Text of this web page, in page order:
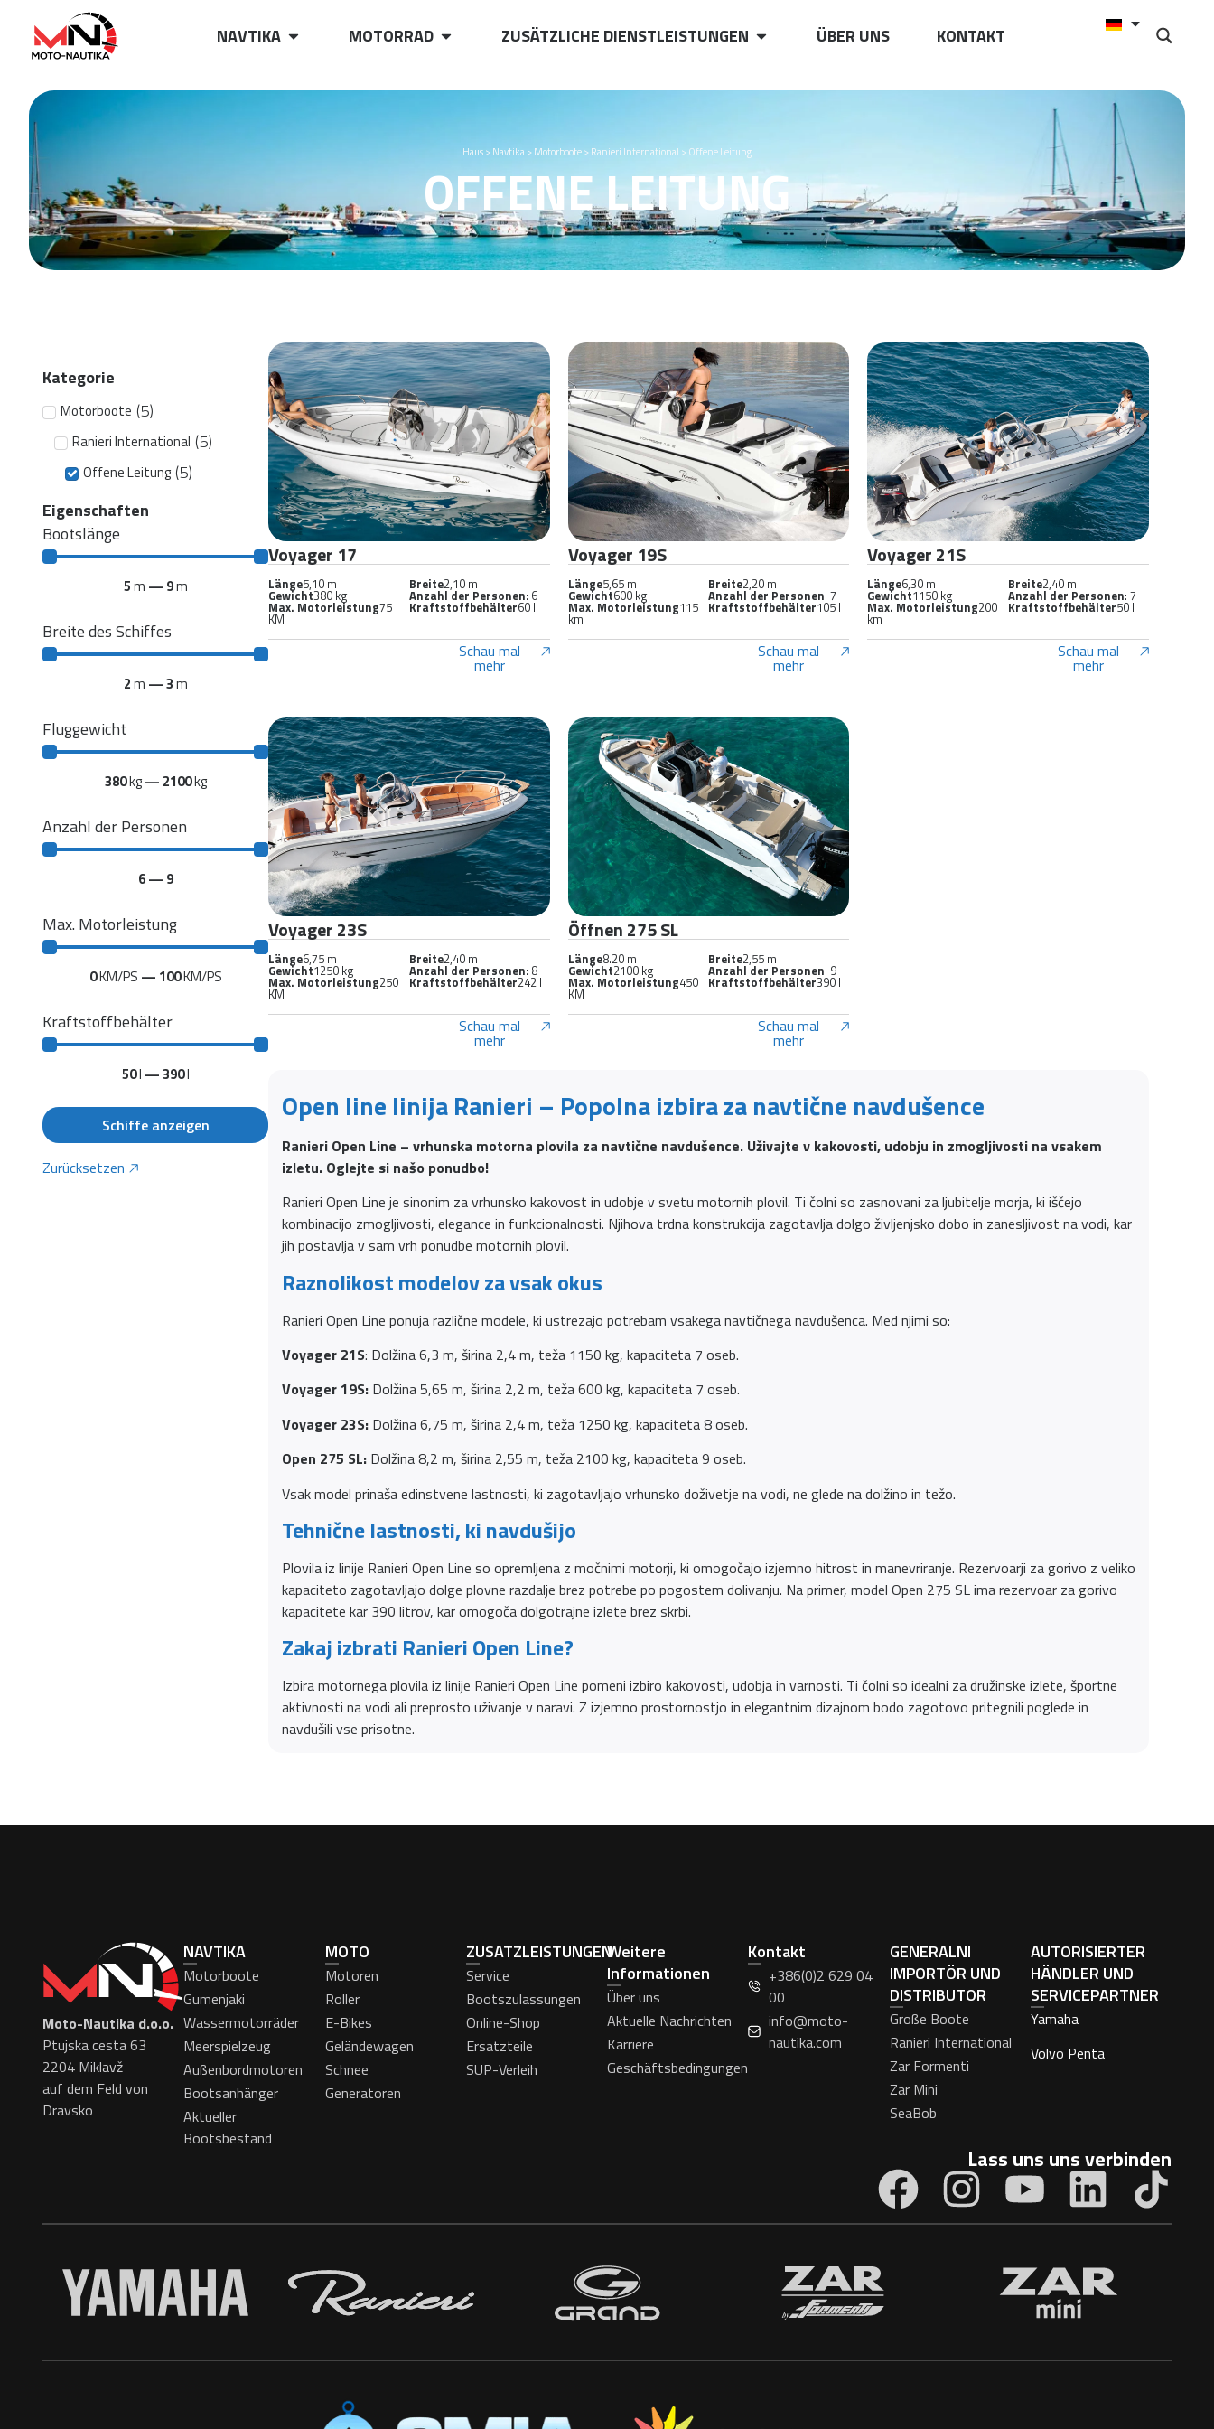
NAVTIKA MOTORRAD ZUSÄTZLICHE DIENSTLEISTUNGEN ÜBER UNS KONTAKT
Haus>Navtika>Motorboote>Ranieri International >Offene Leitung
OFFENE LEITUNG
Kategorie
Motorboote (5)
Ranieri International (5)
Offene Leitung (5)
Eigenschaften
Bootslänge
5m — 9m
Breite des Schiffes
2m —3m
Fluggewicht
380kg— 2100kg
Anzahl der Personen
6— 9
Max. Motorleistung
0KM/PS — 100KM/PS
Kraftstoffbehälter
50l —390l
Schiffe anzeigen
Zurücksetzen
Voyager 17
Länge5,10 m Breite2,10 m
Gewicht380 kg Anzahl der Personen: 6
Max. Motorleistung75
KM
Kraftstoffbehälter60 l
Schau mal
mehr
Voyager 19S
Länge5,65 m Breite2,20 m
Gewicht600 kg Anzahl der Personen: 7
Max. Motorleistung115
km
Kraftstoffbehälter105 l
Schau mal
mehr
Voyager 21S
Länge6,30 m Breite2,40 m
Gewicht1150 kg Anzahl der Personen: 7
Max. Motorleistung200
km
Kraftstoffbehälter50 l
Schau mal
mehr
Voyager 23S
Länge6,75 m Breite2,40 m
Gewicht1250 kg Anzahl der Personen: 8
Max. Motorleistung250
KM
Kraftstoffbehälter242 l
Schau mal
mehr
Öffnen 275 SL
Länge8.20 m Breite2,55 m
Gewicht2100 kg Anzahl der Personen: 9
Max. Motorleistung450
KM
Kraftstoffbehälter390 l
Schau mal
mehr
Open line linija Ranieri – Popolna izbira za navtične navdušence
Ranieri Open Line – vrhunska motorna plovila za navtične navdušence. Uživajte v kakovosti, udobju in zmogljivosti na vsakem
izletu. Oglejte si našo ponudbo!
Ranieri Open Line je sinonim za vrhunsko kakovost in udobje v svetu motornih plovil. Ti čolni so zasnovani za ljubitelje morja, ki iščejo
kombinacijo zmogljivosti, elegance in funkcionalnosti. Njihova trdna konstrukcija zagotavlja dolgo življenjsko dobo in zanesljivost na vodi, kar
jih postavlja v sam vrh ponudbe motornih plovil.
Raznolikost modelov za vsak okus
Ranieri Open Line ponuja različne modele, ki ustrezajo potrebam vsakega navtičnega navdušenca. Med njimi so:
Voyager 21S: Dolžina 6,3 m, širina 2,4 m, teža 1150 kg, kapaciteta 7 oseb.
Voyager 19S: Dolžina 5,65 m, širina 2,2 m, teža 600 kg, kapaciteta 7 oseb.
Voyager 23S: Dolžina 6,75 m, širina 2,4 m, teža 1250 kg, kapaciteta 8 oseb.
Open 275 SL: Dolžina 8,2 m, širina 2,55 m, teža 2100 kg, kapaciteta 9 oseb.
Vsak model prinaša edinstvene lastnosti, ki zagotavljajo vrhunsko doživetje na vodi, ne glede na dolžino in težo.
Tehnične lastnosti, ki navdušijo
Plovila iz linije Ranieri Open Line so opremljena z močnimi motorji, ki omogočajo izjemno hitrost in manevriranje. Rezervoarji za gorivo z veliko
kapaciteto zagotavljajo dolge plovne razdalje brez potrebe po pogostem dolivanju. Na primer, model Open 275 SL ima rezervoar za gorivo
kapacitete kar 390 litrov, kar omogoča dolgotrajne izlete brez skrbi.
Zakaj izbrati Ranieri Open Line?
Izbira motornega plovila iz linije Ranieri Open Line pomeni izbiro kakovosti, udobja in varnosti. Ti čolni so idealni za družinske izlete, športne
aktivnosti na vodi ali preprosto uživanje v naravi. Z izjemno prostornostjo in elegantnim dizajnom bodo zagotovo pritegnili poglede in
navdušili vse prisotne.
Moto-Nautika d.o.o.
Ptujska cesta 63
2204 Miklavž
auf dem Feld von
Dravsko
NAVTIKA
Motorboote
Gumenjaki
Wassermotorräder
Meerspielzeug
Außenbordmotoren
Bootsanhänger
Aktueller
Bootsbestand
MOTO
Motoren
Roller
E-Bikes
Geländewagen
Schnee
Generatoren
ZUSATZLEISTUNGEN
Service
Bootszulassungen
Online-Shop
Ersatzteile
SUP-Verleih
Weitere
Informationen
Über uns
Aktuelle Nachrichten
Karriere
Geschäftsbedingungen
Kontakt
+386(0)2 629 04
00
info@moto-
nautika.com
GENERALNI
IMPORTÖR UND
DISTRIBUTOR
Große Boote
Ranieri International
Zar Formenti
Zar Mini
SeaBob
AUTORISIERTER
HÄNDLER UND
SERVICEPARTNER
Yamaha
Volvo Penta
Lass uns uns verbinden